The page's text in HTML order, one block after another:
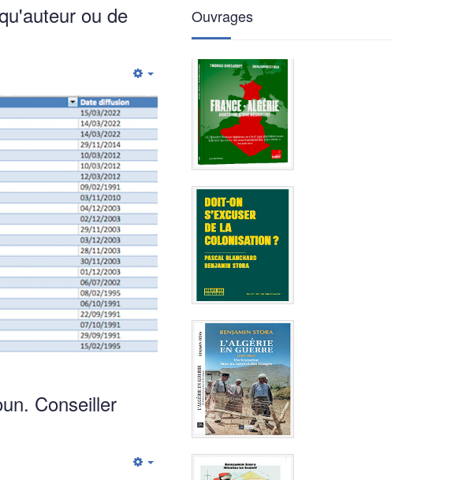
ou de
Conseiller
Ouvrages